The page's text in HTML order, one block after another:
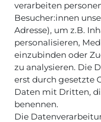
verarbeiten
Besucher:innen
Adresse), um z.B.
personalisieren,
einzubinden oder
zu analysieren. Die
erst durch gesetzte
Daten mit Dritten,
benennen.
Die
INFOS & TIPPS
Rücksendeservice/-
Informationen